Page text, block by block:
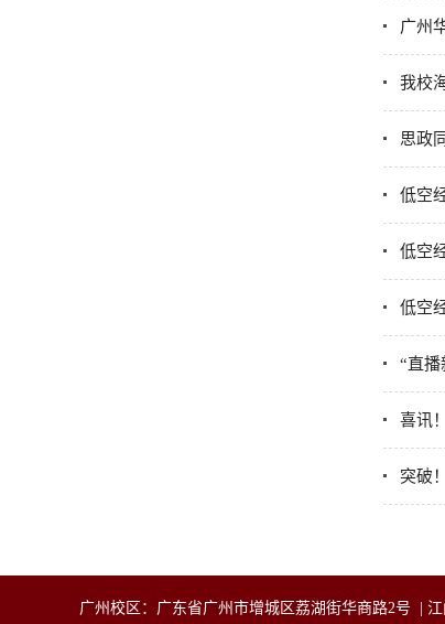
广州
我校
思政
低空
低空
低空
“直播
喜讯
突破
广州校区：广东省广州市增城 区荔湖街华商路2号 |